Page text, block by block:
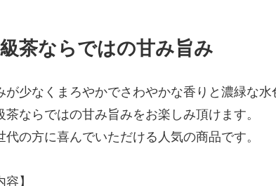
茶ならではの甘み旨み
が少なくまろやかでさわやかな香りと濃緑な水
茶ならではの甘み旨みをお楽しみ頂けます。
代の方に喜んでいただける人気の商品です。
容】